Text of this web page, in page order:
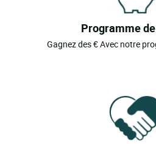
Programme
Gagnez des € Avec notre